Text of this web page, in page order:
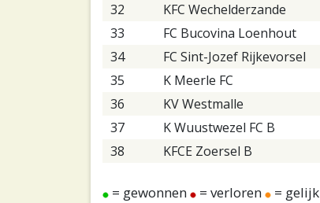
32
KFC Wechelderzande
33
FC Bucovina Loenhout
34
FC Sint-Jozef Rijkevorsel
35
K Meerle FC
36
KV Westmalle
37
K Wuustwezel FC B
38
KFCE Zoersel B
= gewonnen = verloren = gelijk